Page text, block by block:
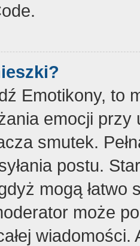
Emotikony, to
emocji
smutek.
postu.
mogą
może